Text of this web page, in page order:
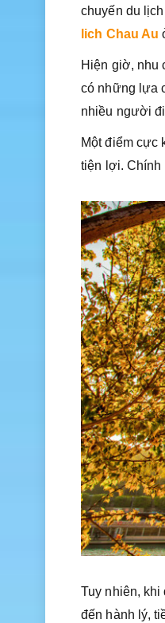
chuyến du
lich Chau Au
Hiện giờ, nhu
có những lựa
nhiều người
Một điểm cực
tiện lợi. Chính
Tuy nhiên,
đến hành lý,